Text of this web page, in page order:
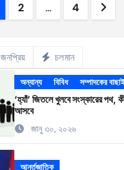
2 … 4
জনপ্রিয় চলমান
অন্যান্য বিবিধ সম্পাদকের
‘হ্যাঁ’ জিতলে খুলবে সংস্কারের পথ,
আসবে
জানু ৩০, ২০২৬
আর্ন্তজাতিক